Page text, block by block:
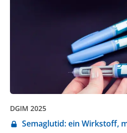
DGIM 2025
Semaglutid: ein Wirkstoff,